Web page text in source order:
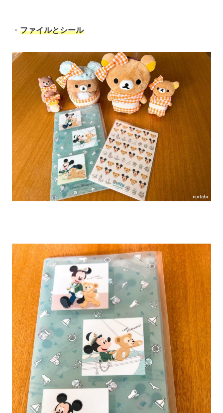
・ ファイルとシール